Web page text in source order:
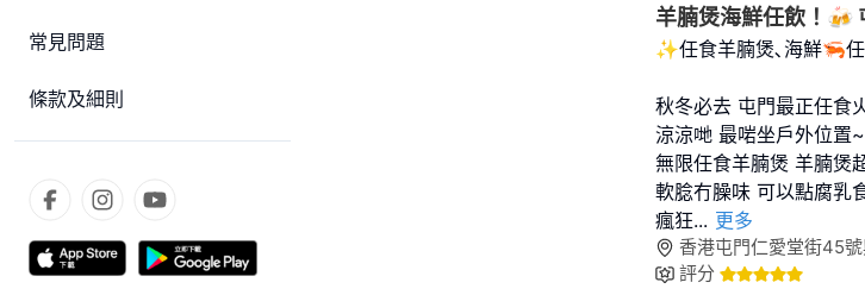
常見問題
條款及細則
羊腩煲海鮮任飲！🍻
✨任食羊腩煲､海鮮🦐
秋冬必去 屯門最正任食
涼涼哋 最啱坐戶外位置~
無限任食羊腩煲 羊腩煲
軟腍冇臊味 可以點腐乳
瘋狂... 更多
香港屯門仁愛堂街45
評分